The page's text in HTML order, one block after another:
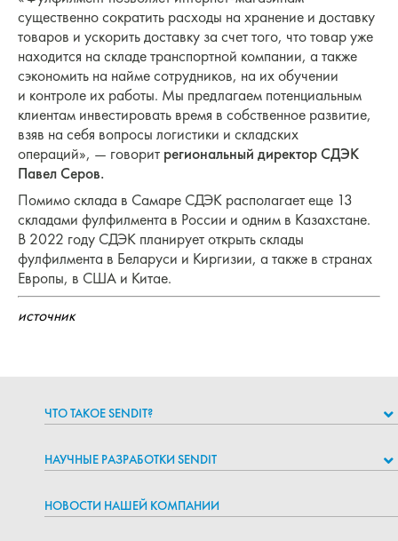
ЧТО ТАКОЕ SENDIT?
НАУЧНЫЕ РАЗРАБОТКИ SENDIT
НОВОСТИ НАШЕЙ КОМПАНИИ
существенно сократить расходы на хранение и доставку
товаров и ускорить доставку за счет того, что товар уже
находится на складе транспортной компании, а также
сэкономить на найме сотрудников, на их обучении
и контроле их работы. Мы предлагаем потенциальным
клиентам инвестировать время в собственное развитие,
взяв на себя вопросы логистики и складских
операций», — говорит региональный директор СДЭК
Павел Серов.
Помимо склада в Самаре СДЭК располагает еще 13
складами фулфилмента в России и одним в Казахстане.
В 2022 году СДЭК планирует открыть склады
фулфилмента в Беларуси и Киргизии, а также в странах
Европы, в США и Китае.
источник